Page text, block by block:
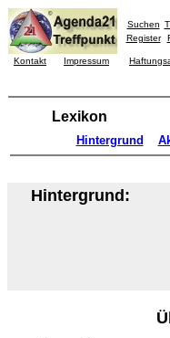
Suchen
Register
Kontakt Impressum
Lexikon
Hintergrund
Hintergrund: